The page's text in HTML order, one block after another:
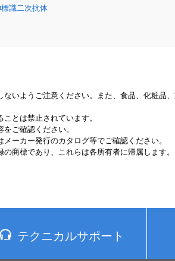
標識二次抗体
いようご注意ください。また、食品、化粧品
とは禁止されています。
ご確認ください。
ーカー発行のカタログ等でご確認ください。
商標であり、これらは各所有者に帰属します。
テクニカルサポート